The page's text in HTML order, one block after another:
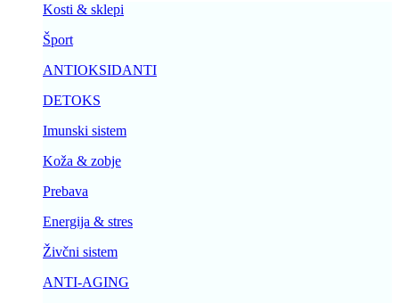
Kosti & sklepi
Šport
ANTIOKSIDANTI
DETOKS
Imunski sistem
Koža & zobje
Prebava
Energija & stres
Živčni sistem
ANTI-AGING